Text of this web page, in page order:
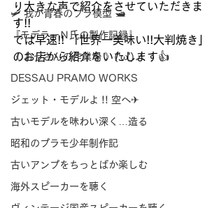
🛩 我が青春のプラ模型 🛥
『モデラーＮ氏の製作記録』
《 おっさんの作業場 》('ω')ノ
DESSAU PRAMO WORKS
ジェット・モデルよ !! 空へ✈
古いモデルを味わい深く…造る
昭和のプラモ少年制作記
古いアンプをちっとばか楽しむ
海外スピーカーを聴く
り大きな声で紹介をさせていただきま
す!!
では早速!! 「世界一美味い!!大判焼き」
のお店から紹介をいたします👍